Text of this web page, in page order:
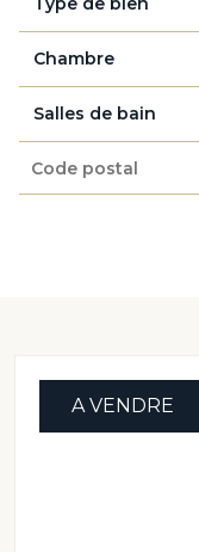
A VENDRE